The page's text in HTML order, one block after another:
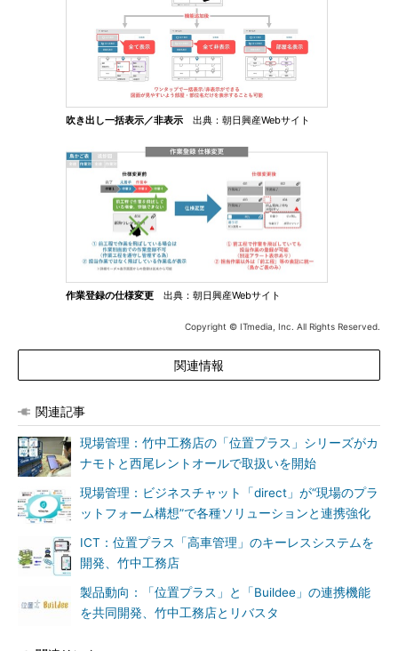
吹き出し一括表示／非表示 出典：朝日興産Webサイト
作業登録の仕様変更 出典：朝日興産Webサイト
Copyright © ITmedia, Inc. All Rights Reserved.
関連情報
関連記事
現場管理：竹中工務店の「位置プラス」シリーズがカ
ナモトと西尾レントオールで取扱いを開始
現場管理：ビジネスチャット「direct」が“現場のプラ
ットフォーム構想”で各種ソリューションと連携強化
ICT：位置プラス「高車管理」のキーレスシステムを
開発、竹中工務店
製品動向：「位置プラス」と「Buildee」の連携機能
を共同開発、竹中工務店とリバスタ